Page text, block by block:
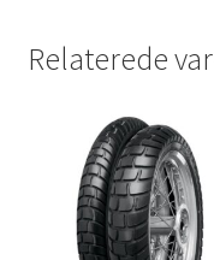
Relaterede